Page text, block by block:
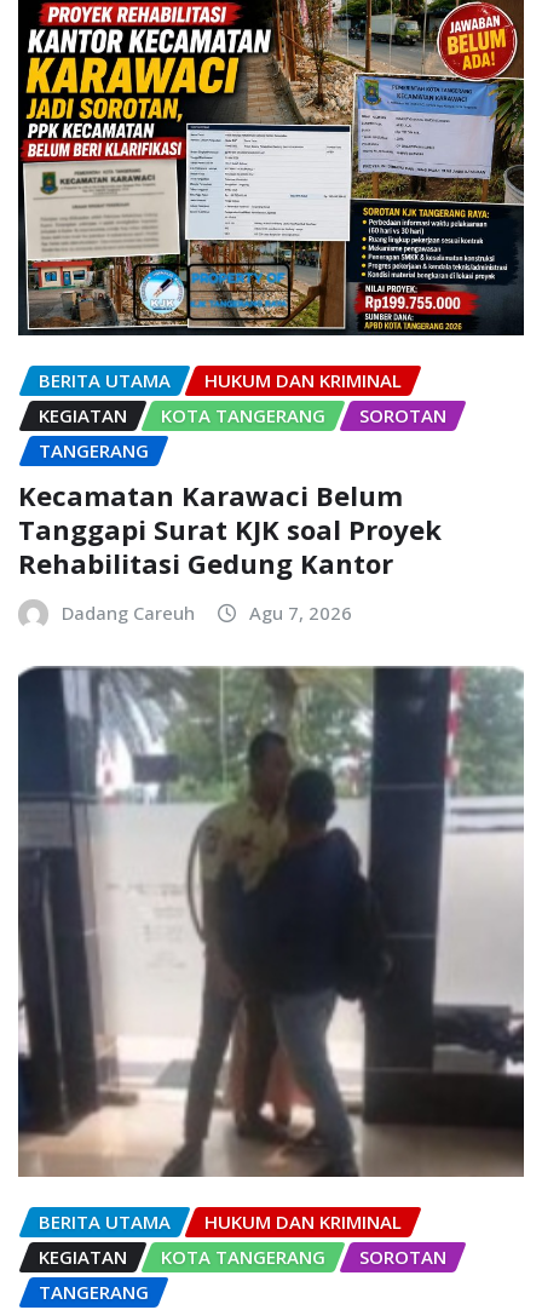
BERITA UTAMA
HUKUM DAN KRIMINAL
KEGIATAN
KOTA TANGERANG
SOROTAN
TANGERANG
Kecamatan Karawaci Belum
Tanggapi Surat KJK soal Proyek
Rehabilitasi Gedung Kantor
Dadang Careuh Agu 7, 2026
BERITA UTAMA
HUKUM DAN KRIMINAL
KEGIATAN
KOTA TANGERANG
SOROTAN
TANGERANG